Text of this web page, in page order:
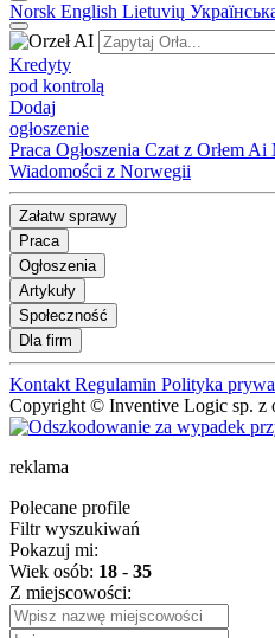
Norsk English Lietuvių
Kredyty
pod kontrolą
Dodaj
ogłoszenie
Praca Ogłoszenia Czat z Orłem Ai
Wiadomości z Norwegii
Załatw sprawy
Praca
Ogłoszenia
Artykuły
Społeczność
Dla firm
Kontakt Regulamin Polityka
Copyright © Inventive Logic sp. z
reklama
Polecane profile
Filtr wyszukiwań
Pokazuj mi:
Wiek osób: 18 - 35
Z miejscowości: